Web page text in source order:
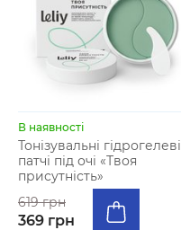
В наявності
Тонізувальні гідрогелеві
патчі під очі «Твоя
присутність»
619 грн
369 грн